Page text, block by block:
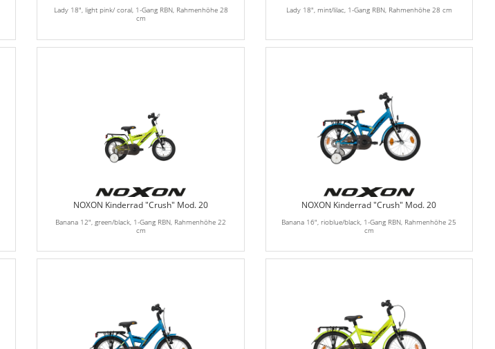
Lady 18", light pink/ coral, 1-Gang RBN, Rahmenhöhe 28
cm
Lady 18", mint/lilac, 1-Gang RBN, Rahmenhöhe 28 cm
NOXON Kinderrad "Crush" Mod. 20
Banana 12", green/black, 1-Gang RBN, Rahmenhöhe 22
cm
NOXON Kinderrad "Crush" Mod. 20
Banana 16", rioblue/black, 1-Gang RBN, Rahmenhöhe 25
cm